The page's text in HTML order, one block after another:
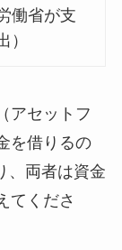
働省が支
）
アセットフ
を借りるの
、両者は資金
てくださ